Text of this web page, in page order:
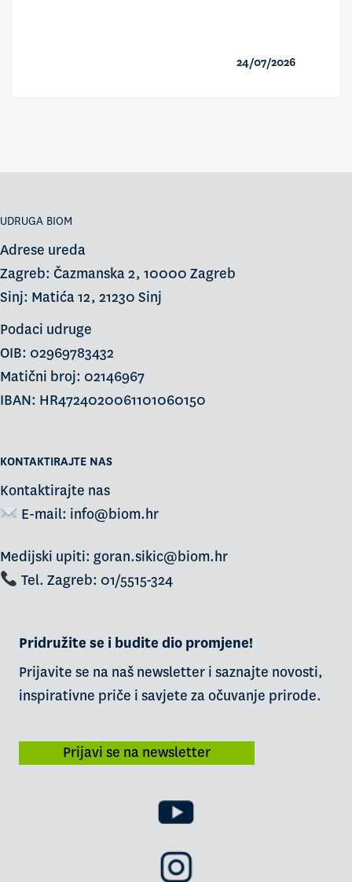
24/07/2026
UDRUGA BIOM
Adrese ureda
Zagreb: Čazmanska 2, 10000 Zagreb
Sinj: Matića 12, 21230 Sinj
Podaci udruge
OIB: 02969783432
Matični broj: 02146967
IBAN: HR4724020061101060150
KONTAKTIRAJTE NAS
Kontaktirajte nas
E-mail: info@biom.hr
Medijski upiti: goran.sikic@biom.hr
Tel. Zagreb: 01/5515-324
Pridružite se i budite dio promjene!
Prijavite se na naš newsletter i saznajte novosti,
inspirativne priče i savjete za očuvanje prirode.
Prijavi se na newsletter